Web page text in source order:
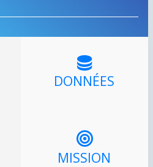
DONNÉES
MISSION